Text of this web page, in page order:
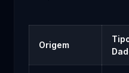
Origem